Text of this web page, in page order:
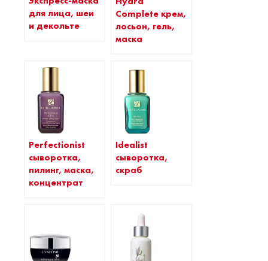
для лица, шеи
и декольте
Complete крем,
лосьон, гель,
маска
Perfectionist
сыворотка,
пилинг, маска,
концентрат
Idealist
сыворотка,
скраб